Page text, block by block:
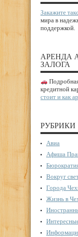
Закажите
мира в
поддержкой.
АРЕНДА
ЗАЛОГА
кредитной
стоит и как
РУБРИКИ
Авиа
Афиша
Вокруг
Города
Жизнь в